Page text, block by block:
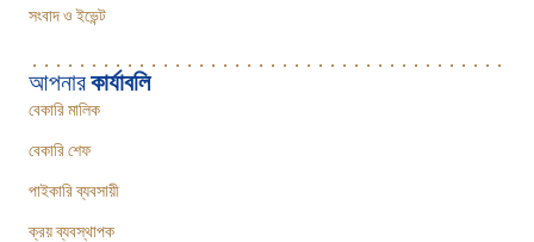
সংবাদ ও ইভেন্ট
আপনারকার্যাবলি
বেকারি মালিক
বেকারি শেফ
পাইকারি ব্যবসায়ী
ক্রয় ব্যবস্থাপক